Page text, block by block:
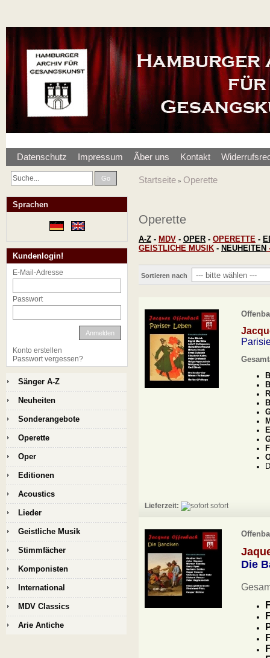
Datenschutz Impressum Ãber uns Kontakt
Go Startseite » Operette
Operette
A-Z - MDV - OPER - OPERETTE -
GEISTLICHE MUSIK - NEUHEITEN
Sortieren nach
Lieferzeit: sofort
Die
Sprachen
Kundenlogin!
E-Mail-Adresse
Passwort
Anmelden
Konto erstellen
Passwort vergessen?
Sänger A-Z
Neuheiten
Sonderangebote
Operette
Oper
Editionen
Acoustics
Lieder
Geistliche Musik
Stimmfächer
Komponisten
International
MDV Classics
Arie Antiche